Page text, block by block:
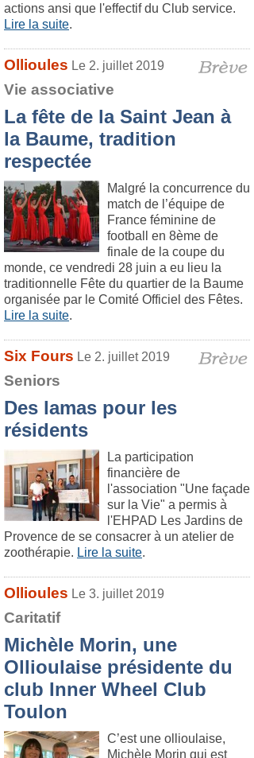
actions ansi que l'effectif du Club service.
Lire la suite.
Ollioules Le 2. juillet 2019
Vie associative
La fête de la Saint Jean à
la Baume, tradition
respectée
Malgré la concurrence du
match de l’équipe de
France féminine de
football en 8ème de
finale de la coupe du
monde, ce vendredi 28 juin a eu lieu la
traditionnelle Fête du quartier de la Baume
organisée par le Comité Officiel des Fêtes.
Lire la suite.
Six Fours Le 2. juillet 2019
Seniors
Des lamas pour les
résidents
La participation
financière de
l'association "Une façade
sur la Vie" a permis à
l'EHPAD Les Jardins de
Provence de se consacrer à un atelier de
zoothérapie. Lire la suite.
Ollioules Le 3. juillet 2019
Caritatif
Michèle Morin, une
Ollioulaise présidente du
club Inner Wheel Club
Toulon
C’est une ollioulaise,
Michèle Morin qui est